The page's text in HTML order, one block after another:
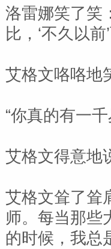
洛雷娜笑了笑
比，‘不久以
艾格文咯咯地
“你真的有一
艾格文得意地
艾格文耸了耸
师。每当那些
的时候，我总